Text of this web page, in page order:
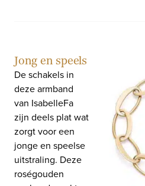
Jong en speels
De schakels in
deze armband
van IsabelleFa
zijn deels plat wat
zorgt voor een
jonge en speelse
uitstraling. Deze
roségouden